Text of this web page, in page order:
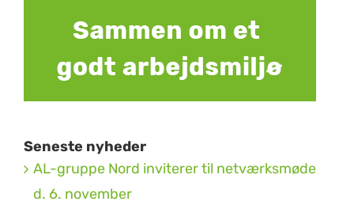
Seneste nyheder
AL-gruppe Nord inviterer til netværksmøde
d. 6. november